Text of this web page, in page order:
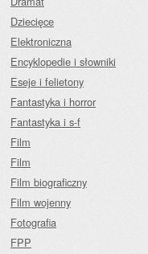
Dziecięce
Elektroniczna
Encyklopedie i słowniki
Eseje i felietony
Fantastyka i horror
Fantastyka i s-f
Film
Film
Film biograficzny
Film wojenny
Fotografia
FPP